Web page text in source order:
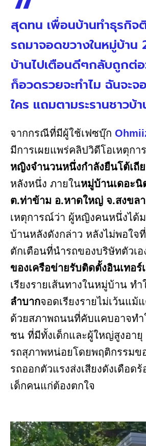
สุดทน เพื่อนบ้านทำธุรกิจ
รถมาจอดขวางในหมู่บ้าน
บ้านไปเตือนดีๆกลับถูกต่
ก็อวดรวยจะทำไม ฉันจะ
ใคร แถมตามระรานชาวบ้
จากกรณีที่มีผู้ใช้เฟซบุ๊ก
มีการเผยแพร่คลิปวิดีโอเหตุก
หญิงจำนวนหนึ่งกำลังยืนโต้เถี
หลังหนึ่ง ภายในหมู่บ้านเดอะ
ต.ท่าข้าม อ.หาดใหญ่ จ.สงขลา
เหตุการณ์ว่า ผู้หญิงคนหนึ่งได้
บ้านหลังดังกล่าว หลังไม่พอใจ
ตักเตือนที่นำรถของบริษัทตัวเอ
ของเครือข่ายรับติดตั้งอินเทอร์
เรียงรายเส้นทางในหมู่บ้าน ทำ
ลำบากจอดเรียงรายไม่เว้นแม้
ด้วยสภาพถนนที่คับแคบอาจทำ
ชน ที่มีทั้งเด็กและผู้ใหญ่สูงอายุ
รถสุภาพหน่อยโดยพฤติกรรมข
รถออกตัวแรงส่งเสียงดังเดือ
เด็กคนแก่ต้องตกใจ